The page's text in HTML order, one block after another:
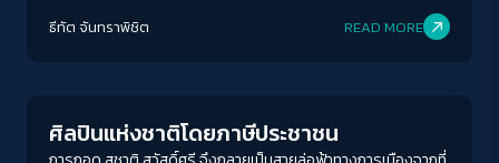
ธีทัต จันทราพิชิต READ MORE
ศิลปินแห่งชาติโดยภาษีประชาชน
ขนาดตัวอักษร